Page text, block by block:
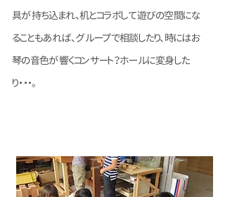
具が持ち込まれ、机とコラボして遊びの空間にな
ることもあれば、グループで相談したり、時にはお
琴の音色が響くコンサート？ホールに変身した
り・・・。